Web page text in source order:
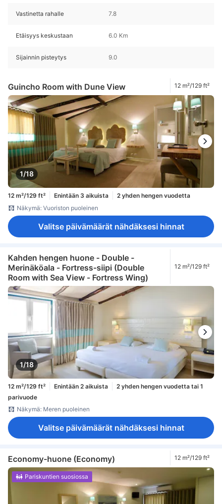
Vastinetta rahalle 7.8
Etäisyys keskustaan 6.0 Km
Sijainnin pisteytys 9.0
Guincho Room with Dune View 12 m²/129 ft²
1/18
12 m²/129 ft² Enintään 3 aikuista
2 yhden hengen vuodetta
Näkymä: Vuoriston puoleinen
Valitse päivämäärät nähdäksesi hinnat
Kahden hengen huone - Double -
Merinäköala - Fortress-siipi (Double
Room with Sea View - Fortress Wing)
12 m²/129 ft²
1/18
12 m²/129 ft² Enintään 2 aikuista
2 yhden hengen vuodetta tai 1
parivuode
Näkymä: Meren puoleinen
Valitse päivämäärät nähdäksesi hinnat
Economy-huone (Economy) 12 m²/129 ft²
Pariskuntien suosiossa